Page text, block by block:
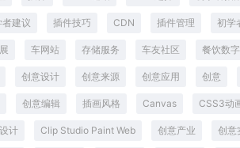
者建议 插件技巧 CDN 插件管理 初学
车网站 存储服务 车友社区 餐饮数
创意设计 创意来源 创意应用 创意
创意编辑 插画风格 Canvas CSS3动
计 Clip Studio Paint Web 创意产业 创意